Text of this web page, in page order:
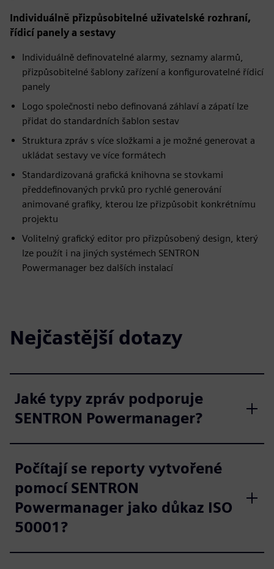
Individuálně přizpůsobitelné uživatelské rozhraní,
řídicí panely a sestavy
Individuálně definovatelné alarmy, seznamy alarmů,
přizpůsobitelné šablony zařízení a konfigurovatelné řídicí
panely
Logo společnosti nebo definovaná záhlaví a zápatí lze
přidat do standardních šablon sestav
Struktura zpráv s více složkami a je možné generovat a
ukládat sestavy ve více formátech
Standardizovaná grafická knihovna se stovkami
předdefinovaných prvků pro rychlé generování
animované grafiky, kterou lze přizpůsobit konkrétnímu
projektu
Volitelný grafický editor pro přizpůsobený design, který
lze použít i na jiných systémech SENTRON
Powermanager bez dalších instalací
Nejčastější dotazy
Jaké typy zpráv podporuje
SENTRON Powermanager?
Počítají se reporty vytvořené
pomocí SENTRON
Powermanager jako důkaz ISO
50001?